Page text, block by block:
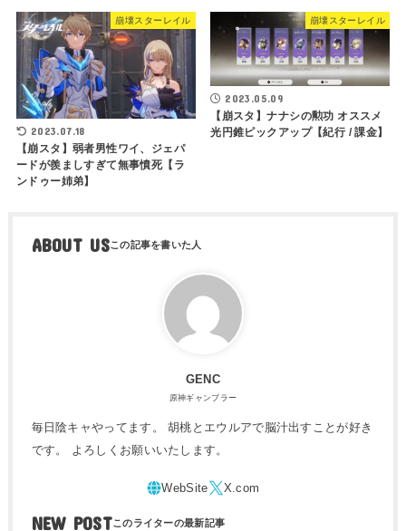
崩壊スターレイル
2023.07.18
【崩スタ】弱者男性ワイ、ジェパ
ードが羨ましすぎて無事憤死【ラ
ンドゥー姉弟】
崩壊スターレイル
2023.05.09
【崩スタ】ナナシの勲功 オススメ
光円錐ピックアップ【紀行 / 課金】
ABOUT US
GENC
原神ギャンブラー
毎日陰キャやってます。 胡桃とエウルアで脳汁出すことが好き
です。 よろしくお願いいたします。
NEW POST